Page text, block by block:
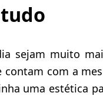
sejam muito
com a
uma estética